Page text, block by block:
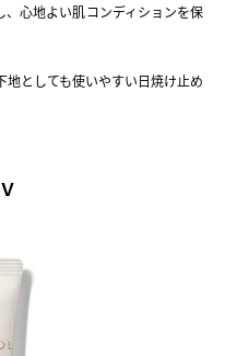
、心地よい肌コンディションを保
としても使いやすい日焼け止め